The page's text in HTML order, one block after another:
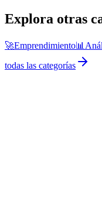
Explora otras
🚀Emprendimiento📊
todas las categorías